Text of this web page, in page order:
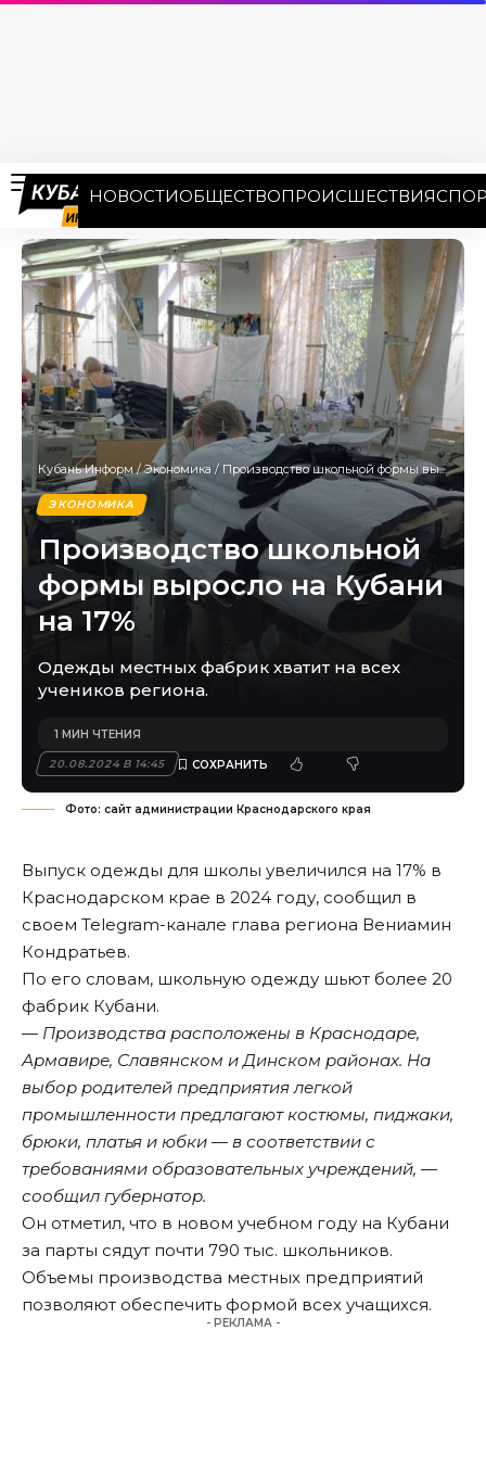
НОВОСТИОБЩЕСТВОПРОИСШЕСТВИЯ
Кубань Информ/Экономика / Производство школьной формы выросло на Кубани на 17%
ЭКОНОМИКА
Производство школьной
формы выросло на Кубани
на 17%
Одежды местных фабрик хватит на всех
учеников региона.
20.08.2024 В 14:45
1 МИН ЧТЕНИЯ
Фото: сайт администрации Краснодарского края
Выпуск одежды для школы увеличился на 17% в
Краснодарском крае в 2024 году, сообщил в
своем Telegram-канале глава региона Вениамин
Кондратьев.
По его словам, школьную одежду шьют более 20
фабрик Кубани.
— Производства расположены в Краснодаре,
Армавире, Славянском и Динском районах. На
выбор родителей предприятия легкой
промышленности предлагают костюмы, пиджаки,
брюки, платья и юбки — в соответствии с
требованиями образовательных учреждений, —
сообщил губернатор.
Он отметил, что в новом учебном году на Кубани
за парты сядут почти 790 тыс. школьников.
Объемы производства местных предприятий
позволяют обеспечить формой всех учащихся.
- РЕКЛАМА -